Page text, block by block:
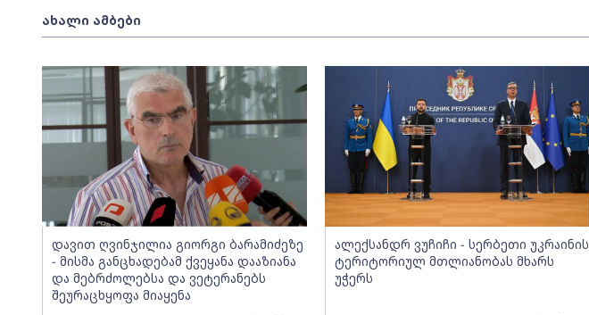
ახალი ამბები
დავით ღვინჯილია გიორგი ბარამიძეზე
- მისმა განცხადებამ ქვეყანა დააზიანა
და მებრძოლებსა და ვეტერანებს
შეურაცხყოფა მიაყენა
ალექსანდრ ვუჩიჩი - სერბეთი უკრაინის
ტერიტორიულ მთლიანობას მხარს
უჭერს